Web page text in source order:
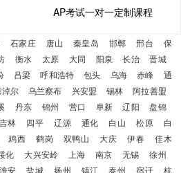
AP考试一对一定制课程
石家庄 唐山 秦皇岛 邯郸 邢台
保
衡水 太原 大同 阳泉 长治
晋城
吕梁 呼和浩特 包头 乌海 赤峰
通
淖尔 乌兰察布 兴安盟 锡林
阿拉善盟
丹东 锦州 营口 阜新 辽阳
盘锦
吉林 四平 辽源 通化 白山 松原
白
鸡西 鹤岗 双鸭山 大庆 伊春
佳木
化 大兴安岭 上海 南京 无锡
徐州
淮安 盐城 扬州 镇江 泰州 宿迁
杭